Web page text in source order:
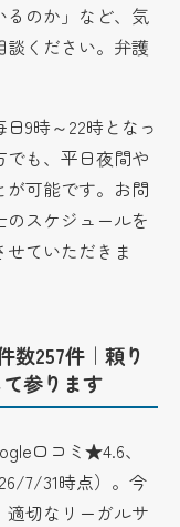
るのか」など、気
談ください。弁護
9時～22時となっ
も、平日夜間や
可能です。お問
スケジュールを
ていただきま
257件｜頼り
参ります
口コミ★4.6、
7/31時点）。今
切なリーガルサ